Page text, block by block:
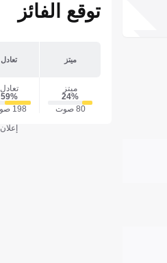
توقع الفائز
ميتز تعادل
ميتز
24‎%‎
80 صوت
تعادل
59‎%‎
198 صوت
إعلان